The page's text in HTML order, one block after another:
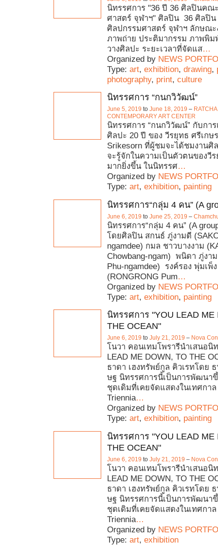
นิทรรศการ "36 ปี 36 ศิลปินคณ
ศาสตร์ จุฬาฯ" ศิลปิน 36 ศิลปิ
ศิลปกรรมศาสตร์ จุฬาฯ ลักษณ
ภาพถ่าย ประติมากรรม ภาพพิม
วางศิลปะ ระยะเวลาที่จัดแส…
Organized by NEWS
Type: art, exhibition, drawing,
photography, print, culture
นิทรรศการ “กนกวิวัฒน์”
June 5, 2019 to June 18, 2019 –
CONTEMPORARY ART CENTER
นิทรรศการ “กนกวิวัฒน์” กับกา
ศิลปะ 20 ปี ของ วีรยุทธ ศรีเกษ
Srikesorn ที่ผู้ชมจะได้ชมงานศิ
จะรู้จักในความเป็นตัวตนของวี
มากยิ่งขึ้น ในนิทรรศ…
Organized by NEWS
Type: art, exhibition, painting
นิทรรศการ“กลุ่ม 4 คน” (A
June 6, 2019 to June 25, 2019 –
นิทรรศการ“กลุ่ม 4 คน” (A
โดยศิลปิน สกนธ์ ภู่งามดี
ngamdee) กมล ชาวบางงาม
Chowbang-ngam) พนิดา ภู่งา
Phu-ngamdee) รงค์รอง พุ่มเพ็ง
(RONGRONG Pum…
Organized by NEWS
Type: art, exhibition, painting
นิทรรศการ "YOU LEAD ME
THE OCEAN"
June 6, 2019 to July 21, 2019 – Nova
โนวา คอนเทมโพรารีนำเสนอนิ
LEAD ME DOWN, TO THE
ธาดา เฮงทรัพย์กูล คิวเรทโดย
ษฐ นิทรรศการนี้เป็นการพัฒนา
ชุดเดิมที่เคยจัดแสดงในเทศกา
Triennia…
Organized by NEWS
Type: art, exhibition, painting
นิทรรศการ "YOU LEAD ME
THE OCEAN"
June 6, 2019 to July 21, 2019 – Nova
โนวา คอนเทมโพรารีนำเสนอนิ
LEAD ME DOWN, TO THE
ธาดา เฮงทรัพย์กูล คิวเรทโดย
ษฐ นิทรรศการนี้เป็นการพัฒนา
ชุดเดิมที่เคยจัดแสดงในเทศกา
Triennia…
Organized by NEWS
Type: art, exhibition